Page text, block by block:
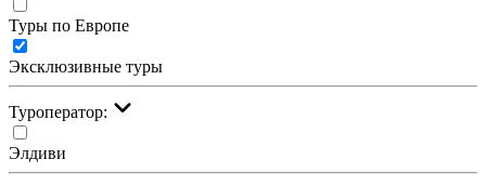
Туры по Европе
Эксклюзивные туры
Туроператор:
Элдиви